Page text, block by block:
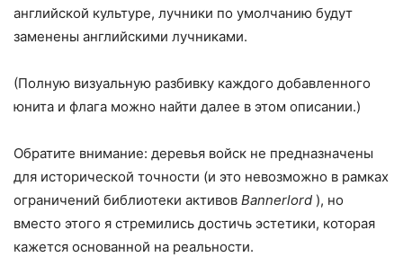
английской культуре, лучники по умолчанию будут
заменены английскими лучниками.
(Полную визуальную разбивку каждого добавленного
юнита и флага можно найти далее в этом описании.)
Обратите внимание: деревья войск не предназначены
для исторической точности (и это невозможно в рамках
ограничений библиотеки активов Bannerlord ), но
вместо этого я стремились достичь эстетики, которая
кажется основанной на реальности.